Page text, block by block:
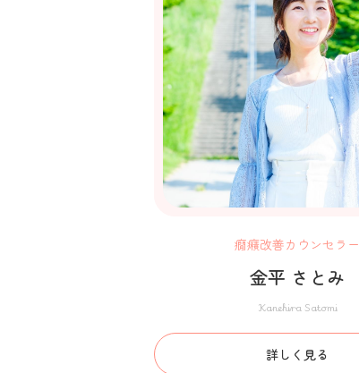
癇癪改善カウンセラー
金平 さとみ
Kanehira Satomi
詳しく見る